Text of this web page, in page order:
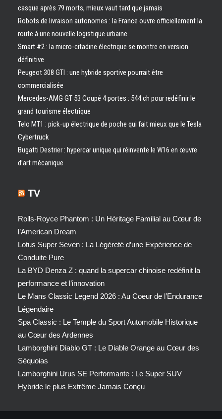
casque après 79 morts, mieux vaut tard que jamais
Robots de livraison autonomes : la France ouvre officiellement la
route à une nouvelle logistique urbaine
Smart #2 : la micro-citadine électrique se montre en version
définitive
Peugeot 308 GTI : une hybride sportive pourrait être
commercialisée
Mercedes-AMG GT 53 Coupé 4 portes : 544 ch pour redéfinir le
grand tourisme électrique
Telo MT1 : pick‑up électrique de poche qui fait mieux que le Tesla
Cybertruck
Bugatti Destrier : hypercar unique qui réinvente le W16 en œuvre
d’art mécanique
TV
Rolls-Royce Phantom : Un Héritage Familial au Cœur de
l’American Dream
Lotus Super Seven : La Légèreté d’une Expérience de
Conduite Pure
La BYD Denza Z : quand la supercar chinoise redéfinit la
performance et l’innovation
Le Mans Classic Legend 2026 : Au Coeur de l’Endurance
Légendaire
Spa Classic : Le Temple du Sport Automobile Historique
au Cœur des Ardennes
Lamborghini Diablo GT : Le Diable Orange au Cœur des
Séquoias
Lamborghini Urus SE Performante : Le Super SUV
Hybride le plus Extrême Jamais Conçu